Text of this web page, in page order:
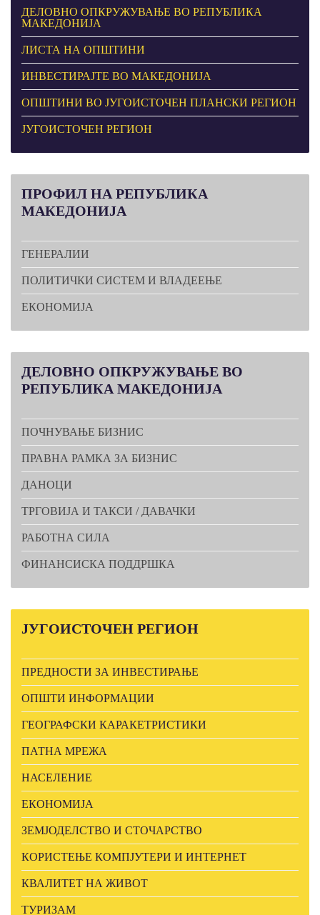
ДЕЛОВНО ОПКРУЖУВАЊЕ ВО РЕПУБЛИКА
МАКЕДОНИЈА
ЛИСТА НА ОПШТИНИ
ИНВЕСТИРАЈТЕ ВО МАКЕДОНИЈА
ОПШТИНИ ВО ЈУГОИСТОЧЕН ПЛАНСКИ РЕГИОН
ЈУГОИСТОЧЕН РЕГИОН
ПРОФИЛ НА РЕПУБЛИКА
МАКЕДОНИЈА
ГЕНЕРАЛИИ
ПОЛИТИЧКИ СИСТЕМ И ВЛАДЕЕЊЕ
ЕКОНОМИЈА
ДЕЛОВНО ОПКРУЖУВАЊЕ ВО
РЕПУБЛИКА МАКЕДОНИЈА
ПОЧНУВАЊЕ БИЗНИС
ПРАВНА РАМКА ЗА БИЗНИС
ДАНОЦИ
ТРГОВИЈА И ТАКСИ / ДАВАЧКИ
РАБОТНА СИЛА
ФИНАНСИСКА ПОДДРШКА
ЈУГОИСТОЧЕН РЕГИОН
ПРЕДНОСТИ ЗА ИНВЕСТИРАЊЕ
ОПШТИ ИНФОРМАЦИИ
ГЕОГРАФСКИ КАРАКЕТРИСТИКИ
ПАТНА МРЕЖА
НАСЕЛЕНИЕ
ЕКОНОМИЈА
ЗЕМЈОДЕЛСТВО И СТОЧАРСТВО
КОРИСТЕЊЕ КОМПЈУТЕРИ И ИНТЕРНЕТ
КВАЛИТЕТ НА ЖИВОТ
ТУРИЗАМ